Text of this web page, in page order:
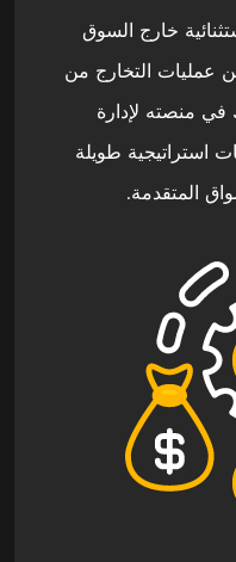
خارج السوق
عمليات التخارج من
في منصته لإدارة
استراتيجية طويلة
المتقدمة.